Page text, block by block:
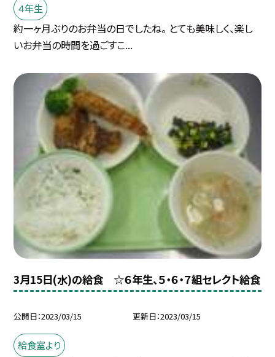
４年生
約一ヶ月ぶりのお弁当の日でしたね。 とても美味しく、楽し
いお弁当の時間を過ごすこ...
3月15日(水)の給食 ☆６年生、５・６・７組セレクト給食
公開日 2023/03/15 更新日 2023/03/15
給食室より